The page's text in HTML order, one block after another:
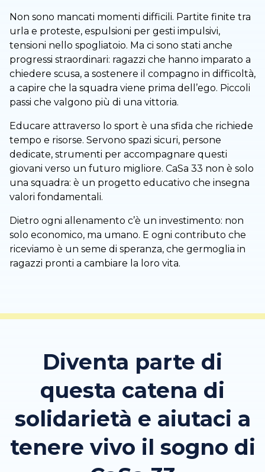
Non sono mancati momenti difficili. Partite finite tra
urla e proteste, espulsioni per gesti impulsivi,
tensioni nello spogliatoio. Ma ci sono stati anche
progressi straordinari: ragazzi che hanno imparato a
chiedere scusa, a sostenere il compagno in difficoltà,
a capire che la squadra viene prima dell’ego. Piccoli
passi che valgono più di una vittoria.
Educare attraverso lo sport è una sfida che richiede
tempo e risorse. Servono spazi sicuri, persone
dedicate, strumenti per accompagnare questi
giovani verso un futuro migliore. CaSa 33 non è solo
una squadra: è un progetto educativo che insegna
valori fondamentali.
Dietro ogni allenamento c’è un investimento: non
solo economico, ma umano. E ogni contributo che
riceviamo è un seme di speranza, che germoglia in
ragazzi pronti a cambiare la loro vita.
Diventa parte di
questa catena di
solidarietà e aiutaci a
tenere vivo il sogno di